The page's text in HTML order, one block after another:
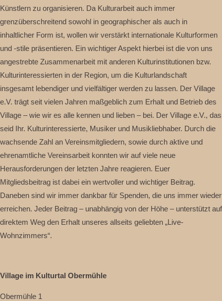
Künstlern zu organisieren. Da Kulturarbeit auch immer
grenzüberschreitend sowohl in geographischer als auch in
inhaltlicher Form ist, wollen wir verstärkt internationale Kulturformen
und -stile präsentieren. Ein wichtiger Aspekt hierbei ist die von uns
angestrebte Zusammenarbeit mit anderen Kulturinstitutionen bzw.
Kulturinteressierten in der Region, um die Kulturlandschaft
insgesamt lebendiger und vielfältiger werden zu lassen. Der Village
e.V. trägt seit vielen Jahren maßgeblich zum Erhalt und Betrieb des
Village – wie wir es alle kennen und lieben – bei. Der Village e.V., das
seid Ihr. Kulturinteressierte, Musiker und Musikliebhaber. Durch die
wachsende Zahl an Vereinsmitgliedern, sowie durch aktive und
ehrenamtliche Vereinsarbeit konnten wir auf viele neue
Herausforderungen der letzten Jahre reagieren. Euer
Mitgliedsbeitrag ist dabei ein wertvoller und wichtiger Beitrag.
Daneben sind wir immer dankbar für Spenden, die uns immer wieder
erreichen. Jeder Beitrag – unabhängig von der Höhe – unterstützt auf
direktem Weg den Erhalt unseres allseits geliebten „Live-
Wohnzimmers“.
Village im Kulturtal Obermühle
Obermühle 1